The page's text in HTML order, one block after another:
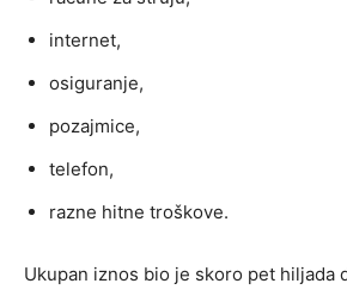
internet,
osiguranje,
pozajmice,
telefon,
razne hitne troškove.
Ukupan iznos bio je skoro pet hiljada